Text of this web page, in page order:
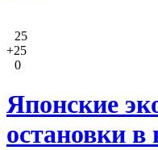
25
+25
0
Японские
остановки в